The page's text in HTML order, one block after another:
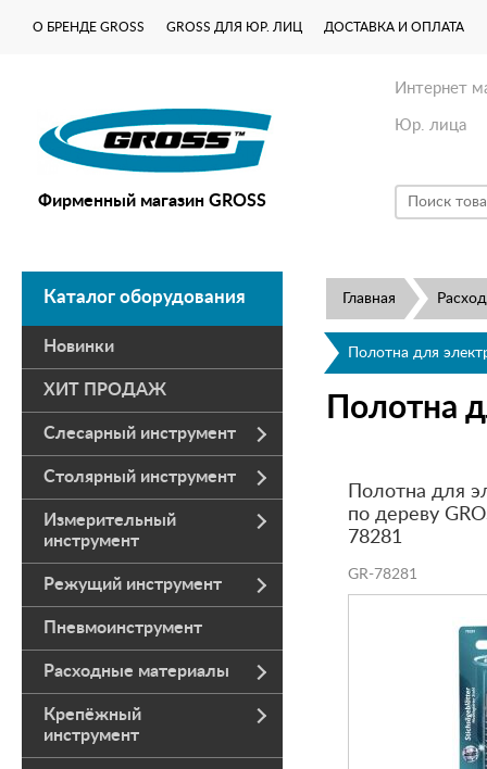
О БРЕНДЕ GROSS GROSS ДЛЯ ЮР. ЛИЦ ДОСТАВКА И ОПЛАТА
Фирменный магазин GROSS
Интернет
Юр. лица
Каталог оборудования
Новинки
ХИТ ПРОДАЖ
Слесарный инструмент
Столярный инструмент
Измерительный
инструмент
Режущий инструмент
Пневмоинструмент
Расходные материалы
Крепёжный
инструмент
Главная
Полотна для
Полотна
Полотна для
по дереву
78281
GR-78281